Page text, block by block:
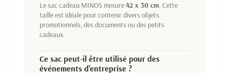
Le sac cadeau MINOS mesure42 x 30 cm. Cette
taille est idéale pour contenir divers objets
promotionnels, des documents ou des petits
cadeaux.
Ce sac peut-il être utilisé pour des
événements d'entreprise ?